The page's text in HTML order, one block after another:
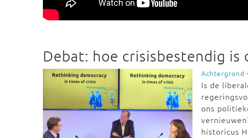
Debat: hoe crisisbestendig is
Achtergrond
Is de
ons
historicus